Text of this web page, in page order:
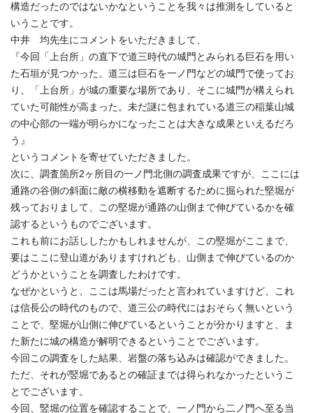
構造だったのではないかなということを我々は推測をしていると
いうことです。
中井 均先生にコメントをいただきまして、
『今回「上台所」の直下で道三時代の城門とみられる巨石を用い
た石垣が見つかった。道三は巨石を一ノ門などの城門で使ってお
り、「上台所」が城の重要な場所であり、そこに城門が構えられ
ていた可能性が高まった。未だ謎に包まれている道三の稲葉山城
の中心部の一端が明らかになったことは大きな成果といえるだろ
う』
というコメントを寄せていただきました。
次に、調査箇所2ヶ所目の一ノ門北側の調査成果ですが、ここには
通路の谷側の斜面に敵の横移動を遮断するために掘られた堅堀が
残っておりまして、この堅堀が通路の山側まで伸びているかを確
認するというものでございます。
これも前にお話ししたかもしれませんが、この堅堀がここまで、
要はここに登山道がありますけれども、山側まで伸びているのか
どうかということを調査したわけです。
なぜかというと、ここは馬場だったと言われていますけど、これ
は信長公の時代のもので、道三公の時代にはおそらく無いという
ことで、堅堀が山側に伸びているということが分かりますと、ま
た新たに城の構造が解明できるということでございます。
今回この調査をした結果、岩盤の落ち込みは確認ができました。
ただ、それが竪堀であるとの確証までは得られなかったというこ
とでございます。
今回、竪堀の位置を確認することで、一ノ門から二ノ門へ至る当